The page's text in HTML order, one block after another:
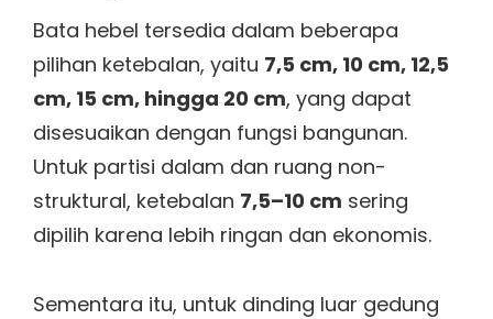
Bata hebel tersedia dalam beberapa
pilihan ketebalan, yaitu 7,5 cm, 10 cm, 12,5
cm, 15 cm, hingga 20 cm, yang dapat
disesuaikan dengan fungsi bangunan.
Untuk partisi dalam dan ruang non-
struktural, ketebalan 7,5–10 cm sering
dipilih karena lebih ringan dan ekonomis.
Sementara itu, untuk dinding luar gedung